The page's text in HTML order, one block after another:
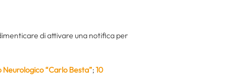
di attivare una notifica per
Neurologico “Carlo Besta”; 10